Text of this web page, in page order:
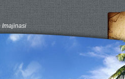
Imajinasi